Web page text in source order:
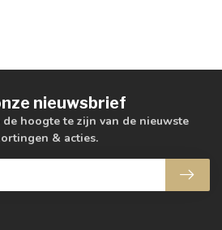
nieuwsbrief
hoogte te zijn van de nieuwste
& acties.